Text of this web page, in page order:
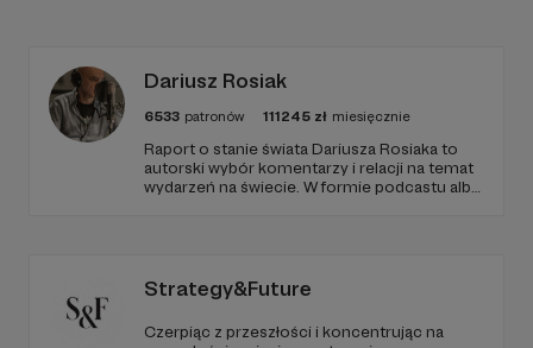
Dariusz Rosiak
6533 patronów 111245 zł miesięcznie
Raport o stanie świata Dariusza Rosiaka to
autorski wybór komentarzy i relacji na temat
wydarzeń na świecie. W formie podcastu albo
Strategy&Future
Czerpiąc z przeszłości i koncentrując na